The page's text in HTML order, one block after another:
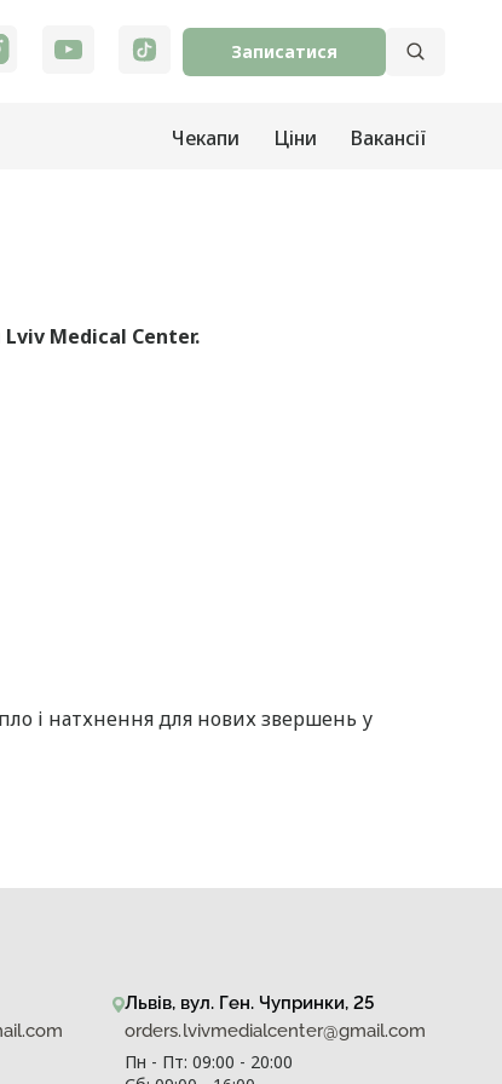
Записатися
Чекапи Ціни Вакансії
Lviv Medical Center.
і натхнення для нових звершень у
Львів, вул. Ген. Чупринки, 25
orders.lvivmedialcenter@gmail.com
Пн - Пт: 09:00 - 20:00